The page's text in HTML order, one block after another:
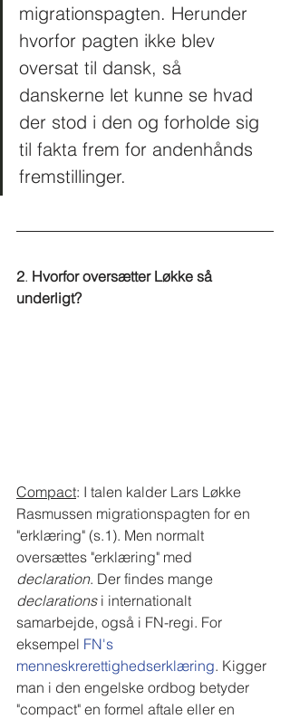
migrationspagten. Herunder
hvorfor pagten ikke blev
oversat til dansk, så
danskerne let kunne se hvad
der stod i den og forholde sig
til fakta frem for andenhånds
fremstillinger.
2. Hvorfor oversætter Løkke så
underligt?
Compact: I talen kalder Lars Løkke
Rasmussen migrationspagten for en
"erklæring" (s.1). Men normalt
oversættes "erklæring" med
declaration. Der findes mange
declarations i internationalt
samarbejde, også i FN-regi. For
eksempel FN's
menneskrerettighedserklæring. Kigger
man i den engelske ordbog betyder
"compact" en formel aftale eller en